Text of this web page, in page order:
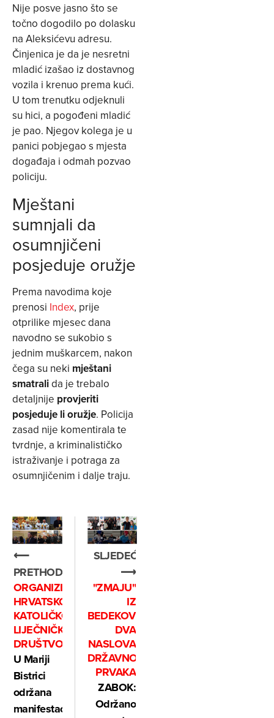
Nije posve jasno što se
točno dogodilo po dolasku
na Aleksićevu adresu.
Činjenica je da je nesretni
mladić izašao iz dostavnog
vozila i krenuo prema kući.
U tom trenutku odjeknuli
su hici, a pogođeni mladić
je pao. Njegov kolega je u
panici pobjegao s mjesta
događaja i odmah pozvao
policiju.
Mještani
sumnjali da
osumnjičeni
posjeduje oružje
Prema navodima koje
prenosi Index, prije
otprilike mjesec dana
navodno se sukobio s
jednim muškarcem, nakon
čega su neki mještani
smatralida je trebalo
detaljnije provjeriti
posjeduje li oružje. Policija
zasad nije komentirala te
tvrdnje, a kriminalističko
istraživanje i potraga za
osumnjičenim i dalje traju.
⟵
PRETHODNO
ORGANIZIRALO
HRVATSKO
KATOLIČKO
LIJEČNIČKO
DRUŠTVO
U Mariji
Bistrici
održana
manifestacija
SLJEDEĆE
⟶
"ZMAJU"
IZ
BEDEKOVČINE
DVA
NASLOVA
DRŽAVNOG
PRVAKA
ZABOK:
Održano